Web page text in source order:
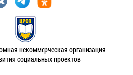
некоммерческая организация
социальных проектов